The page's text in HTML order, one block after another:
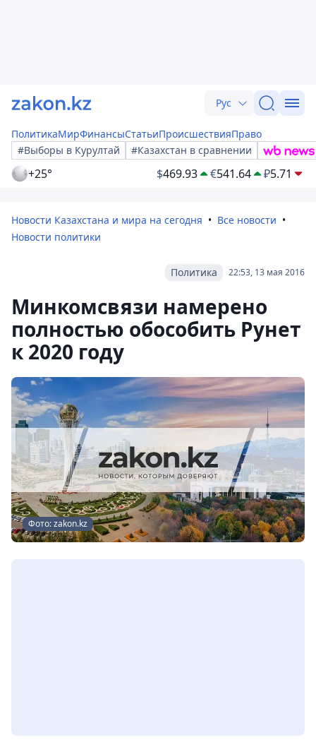
Рус
ПолитикаМирФинансыСтатьиПроисшествияПраво
#Выборы в Курултай
#Казахстан в сравнении
+25° $469.93 €541.64 ₽5.71
Новости Казахстана и мира на сегодня
Все новости
Новости политики
22:53, 13 мая 2016
Политика
Минкомсвязи намерено
полностью обособить Рунет
к 2020 году
Фото: zakon.kz